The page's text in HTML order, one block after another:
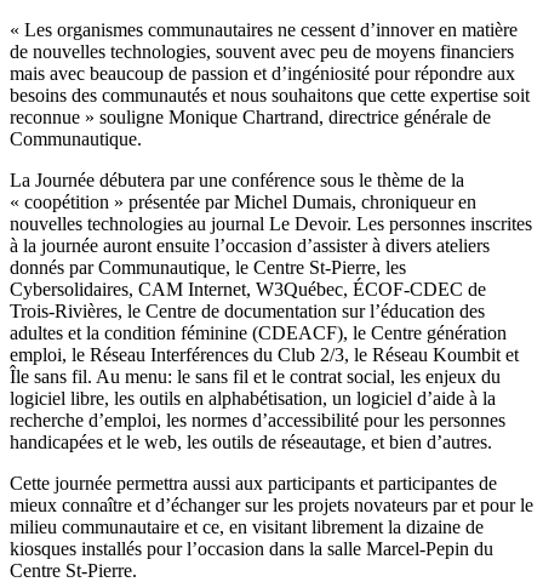
« Les organismes communautaires ne cessent d’innover en matière
de nouvelles technologies, souvent avec peu de moyens financiers
mais avec beaucoup de passion et d’ingéniosité pour répondre aux
besoins des communautés et nous souhaitons que cette expertise soit
reconnue » souligne Monique Chartrand, directrice générale de
Communautique.
La Journée débutera par une conférence sous le thème de la
« coopétition » présentée par Michel Dumais, chroniqueur en
nouvelles technologies au journal Le Devoir. Les personnes inscrites
à la journée auront ensuite l’occasion d’assister à divers ateliers
donnés par Communautique, le Centre St-Pierre, les
Cybersolidaires, CAM Internet, W3Québec, ÉCOF-CDEC de
Trois-Rivières, le Centre de documentation sur l’éducation des
adultes et la condition féminine (CDEACF), le Centre génération
emploi, le Réseau Interférences du Club 2/3, le Réseau Koumbit et
Île sans fil. Au menu: le sans fil et le contrat social, les enjeux du
logiciel libre, les outils en alphabétisation, un logiciel d’aide à la
recherche d’emploi, les normes d’accessibilité pour les personnes
handicapées et le web, les outils de réseautage, et bien d’autres.
Cette journée permettra aussi aux participants et participantes de
mieux connaître et d’échanger sur les projets novateurs par et pour le
milieu communautaire et ce, en visitant librement la dizaine de
kiosques installés pour l’occasion dans la salle Marcel-Pepin du
Centre St-Pierre.